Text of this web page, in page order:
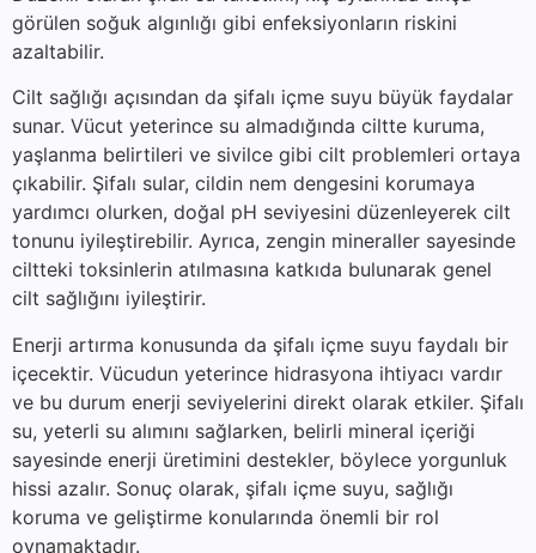
görülen soğuk algınlığı gibi enfeksiyonların riskini
azaltabilir.
Cilt sağlığı açısından da şifalı içme suyu büyük faydalar
sunar. Vücut yeterince su almadığında ciltte kuruma,
yaşlanma belirtileri ve sivilce gibi cilt problemleri ortaya
çıkabilir. Şifalı sular, cildin nem dengesini korumaya
yardımcı olurken, doğal pH seviyesini düzenleyerek cilt
tonunu iyileştirebilir. Ayrıca, zengin mineraller sayesinde
ciltteki toksinlerin atılmasına katkıda bulunarak genel
cilt sağlığını iyileştirir.
Enerji artırma konusunda da şifalı içme suyu faydalı bir
içecektir. Vücudun yeterince hidrasyona ihtiyacı vardır
ve bu durum enerji seviyelerini direkt olarak etkiler. Şifalı
su, yeterli su alımını sağlarken, belirli mineral içeriği
sayesinde enerji üretimini destekler, böylece yorgunluk
hissi azalır. Sonuç olarak, şifalı içme suyu, sağlığı
koruma ve geliştirme konularında önemli bir rol
oynamaktadır.